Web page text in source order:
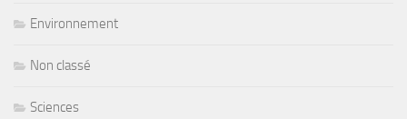
Environnement
Non classé
Sciences